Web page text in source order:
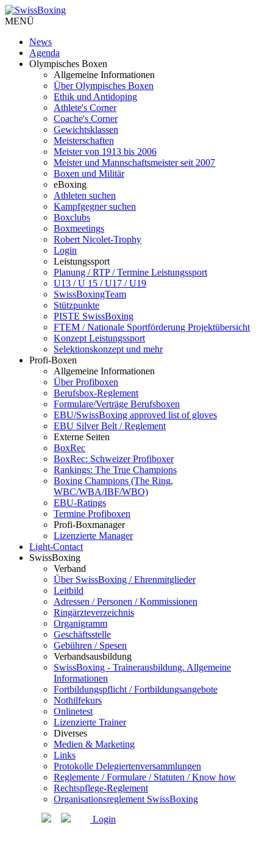
MENÜ
News
Agenda
Olympisches Boxen
Allgemeine Informationen
Über Olympisches Boxen
Ethik und Antidoping
Athlete's Corner
Coache's Corner
Gewichtsklassen
Meisterschaften
Meister von 1913 bis 2006
Meister und Mannschaftsmeister seit 2007
Boxen und Militär
eBoxing
Athleten suchen
Kampfgegner suchen
Boxclubs
Boxmeetings
Robert Nicolet-Trophy
Login
Leistungssport
Planung / RTP / Termine Leistungssport
U13 / U 15 / U17 / U19
SwissBoxingTeam
Stützpunkte
PISTE SwissBoxing
FTEM / Nationale Sportförderung Projektübersicht
Konzept Leistungssport
Selektionskonzept und mehr
Profi-Boxen
Allgemeine Informationen
Über Profiboxen
Berufsbox-Reglement
Formulare/Verträge Berufsboxen
EBU/SwissBoxing approved list of gloves
EBU Silver Belt / Reglement
Externe Seiten
BoxRec
BoxRec: Schweizer Profiboxer
Rankings: The True Champions
Boxing Champions (The Ring,
WBC/WBA/IBF/WBO)
EBU-Ratings
Termine Profiboxen
Profi-Boxmanager
Lizenzierte Manager
Light-Contact
SwissBoxing
Verband
Über SwissBoxing / Ehrenmitglieder
Leitbild
Adressen / Personen / Kommissionen
Ringärzteverzeichnis
Organigramm
Geschäftsstelle
Gebühren / Spesen
Verbandsausbildung
SwissBoxing - Trainerausbildung. Allgemeine
Informationen
Fortbildungspflicht / Fortbildungsangebote
Nothilfekurs
Onlinetest
Lizenzierte Trainer
Diverses
Medien & Marketing
Links
Protokolle Delegiertenversammlungen
Reglemente / Formulare / Statuten / Know how
Rechtspflege-Reglement
Organisationsreglement SwissBoxing
Login